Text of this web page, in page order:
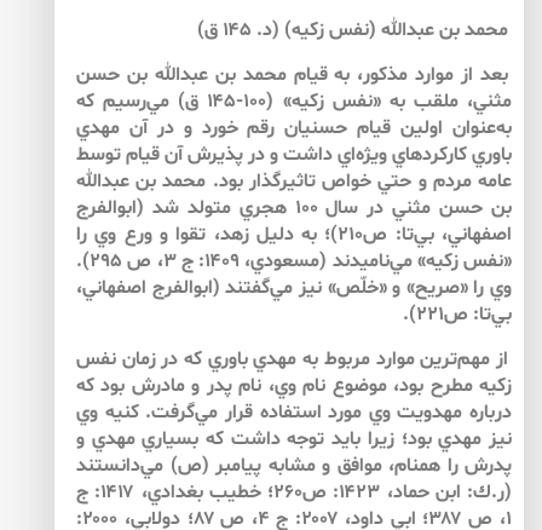
محمد بن عبدالله (نفس زكيه) (د. ۱۴۵ ق)
بعد از موارد مذكور، به قيام محمد بن عبدالله بن حسن
مثني، ملقب به «نفس زكيه» (۱۰۰-۱۴۵ ق) مي‌رسيم كه
به‌عنوان اولين قيام حسنيان رقم خورد و در آن مهدي
باوري كاركردهاي ويژه‌اي داشت و در پذيرش آن قيام توسط
عامه مردم و حتي خواص تاثيرگذار بود. محمد بن عبدالله
بن حسن مثني در سال ۱۰۰ هجري متولد شد (ابوالفرج
اصفهاني، بي‌تا: ص۲۱۰)؛ به دليل زهد، تقوا و ورع وي را
«نفس زكيه» مي‌ناميدند (مسعودي، ۱۴۰۹: ج ۳، ص ۲۹۵).
وي را «صريح» و «خلّص» نيز مي‌گفتند (ابوالفرج اصفهاني،
بي‌تا: ص۲۲۱).
از مهم‌ترين موارد مربوط به مهدي باوري كه در زمان نفس
زكيه مطرح بود، موضوع نام وي، نام پدر و مادرش بود كه
درباره مهدويت وي مورد استفاده قرار مي‌گرفت. كنيه وي
نيز مهدي بود؛ زيرا بايد توجه داشت كه بسياري مهدي و
پدرش را همنام، موافق و مشابه پيامبر (ص) مي‌دانستند
(ر.ك: ابن حماد، ۱۴۲۳: ص۲۶۰؛ خطيب بغدادي، ۱۴۱۷: ج
۱، ص ۳۸۷؛ ابي داود، ۲۰۰۷: ج ۴، ص ۸۷؛ دولابي، ۲۰۰۰: